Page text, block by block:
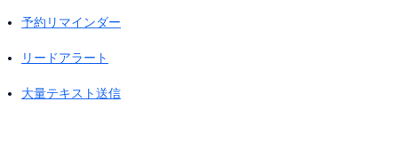
予約リマインダー
リードアラート
大量テキスト送信